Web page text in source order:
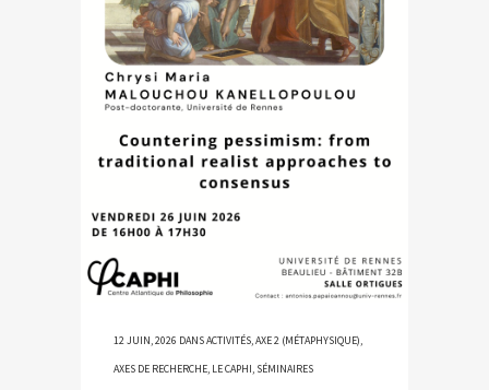
12 JUIN, 2026 DANSACTIVITÉS,AXE 2 (MÉTAPHYSIQUE),
AXES DE RECHERCHE, LE CAPHI, SÉMINAIRES